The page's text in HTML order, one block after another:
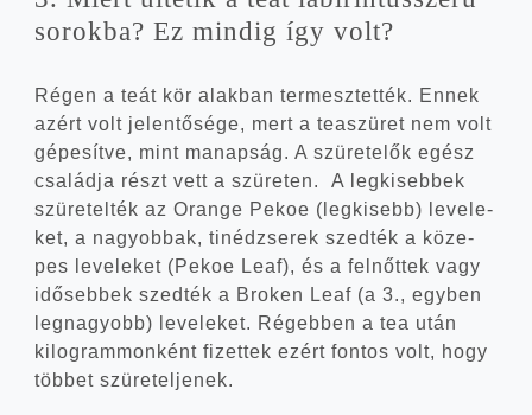
sorok­ba? Ez min­dig így volt?
Régen a teát kör alak­ban ter­mesz­tet­ték. Ennek
azért volt jelen­tő­sé­ge, mert a tea­szü­ret nem volt
gépe­sít­ve, mint manap­ság. A szü­re­te­lők egész
csa­lád­ja részt vett a szü­re­ten. A leg­ki­seb­bek
szü­re­tel­ték az Orange Pekoe (leg­ki­sebb) leve­le­
ket, a nagyob­bak, tiné­dzse­rek szed­ték a köze­
pes leve­le­ket (Pekoe Leaf), és a fel­nőt­tek vagy
idő­seb­bek szed­ték a Brok­en Leaf (a 3., egy­ben
leg­na­gyobb) leve­le­ket. Régeb­ben a tea után
kilo­gram­mon­ként fizet­tek ezért fon­tos volt, hogy
töb­bet szüreteljenek.